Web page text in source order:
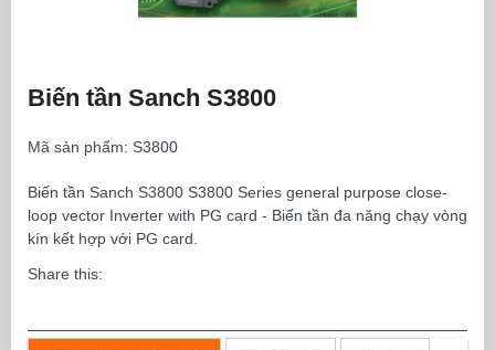
Biến tần Sanch S3800
Mã sản phẩm: S3800
Biến tần Sanch S3800 S3800 Series general purpose close-
loop vector Inverter with PG card - Biến tần đa năng chạy vòng
kín kết hợp với PG card.
Share this: